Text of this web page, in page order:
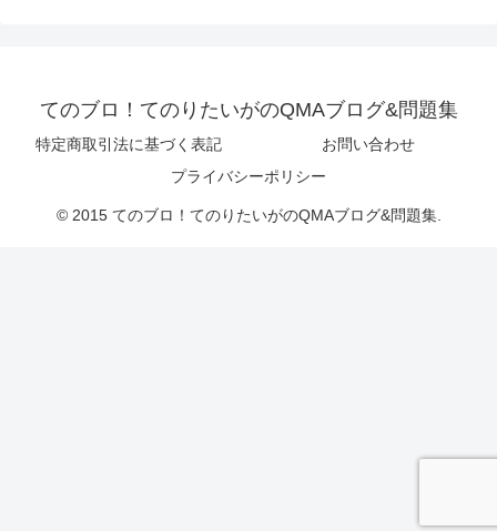
てのブロ！てのりたいがのQMAブログ&問題集
特定商取引法に基づく表記
お問い合わせ
プライバシーポリシー
© 2015 てのブロ！てのりたいがのQMAブログ&問題集.